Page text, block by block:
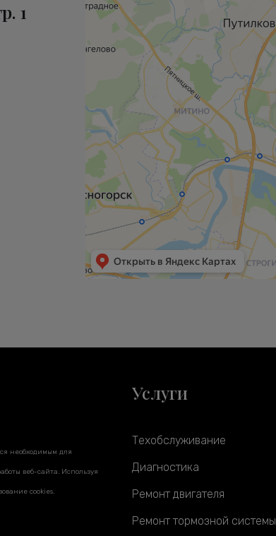
1
необходимым для
веб-сайта. Используя
cookies.
Услуги
Техобслуживание
Диагностика
Ремонт двигателя
Ремонт тормозной системы